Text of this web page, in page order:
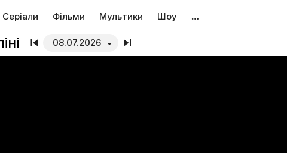
Серіали Фільми Мультики Шоу …
08.07.2026